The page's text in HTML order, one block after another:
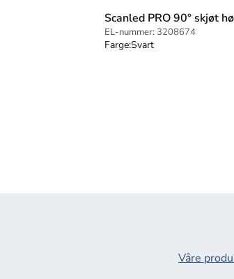
Scanled PRO 90° skjøt
EL-nummer: 3208674
Farge:Svart
Våre